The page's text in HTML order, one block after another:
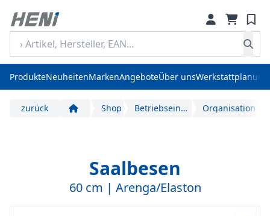
ProdukteNeuheitenMarkenAngeboteÜber unsWerkstattplanung
zurück Start Shop Betriebseinrichtung und Arbeitsplatzausstattung Organisation
Saalbesen
60 cm | Arenga/Elaston